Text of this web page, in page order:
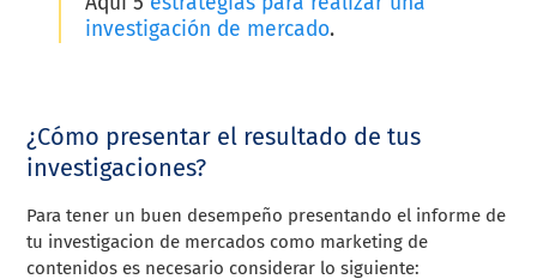
investigación de mercado.
¿Cómo presentar el resultado de tus
investigaciones?
Para tener un buen desempeño presentando el informe de
tu investigacion de mercados como marketing de
contenidos es necesario considerar lo siguiente: